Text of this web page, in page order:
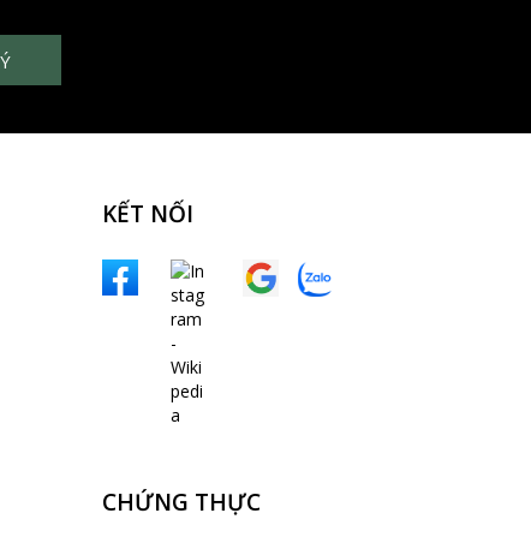
KẾT NỐI
CHỨNG THỰC